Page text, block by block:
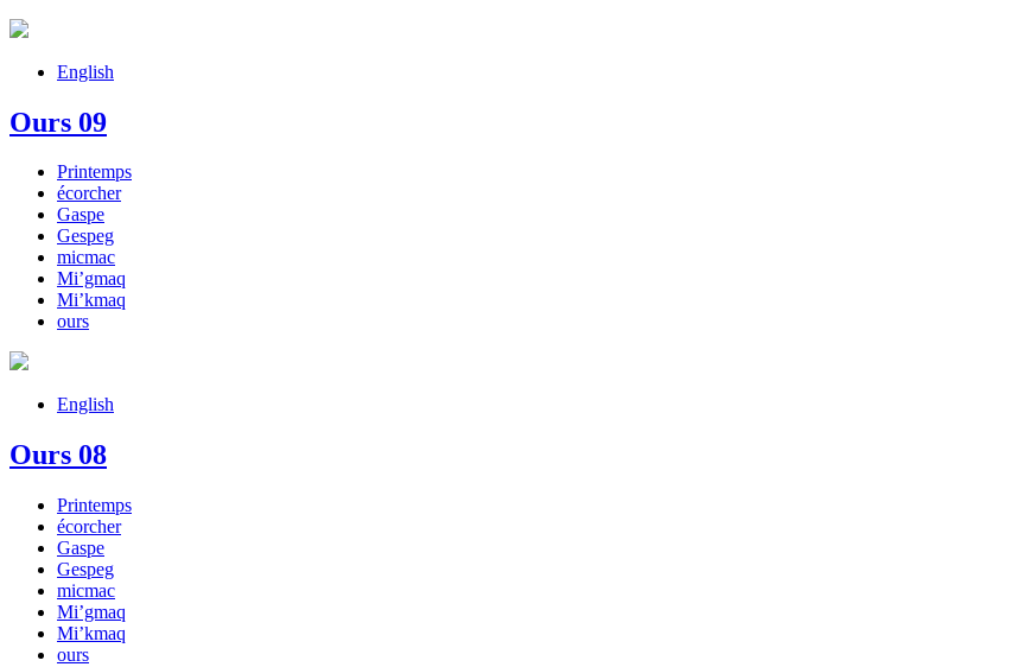
English
Ours 09
Printemps
écorcher
Gaspe
Gespeg
micmac
Mi’gmaq
Mi’kmaq
ours
English
Ours 08
Printemps
écorcher
Gaspe
Gespeg
micmac
Mi’gmaq
Mi’kmaq
ours